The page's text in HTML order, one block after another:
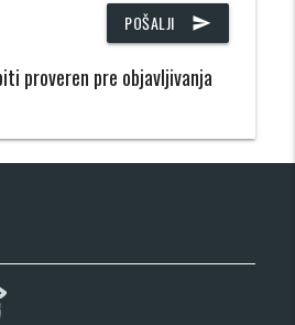
POŠALJI send
proveren pre objavljivanja